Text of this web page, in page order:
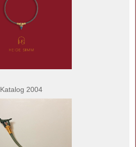
Katalog 2004